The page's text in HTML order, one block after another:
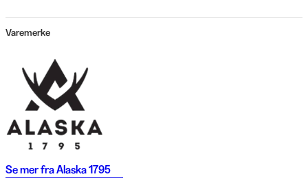
Varemerke
Se mer fraAlaska 1795